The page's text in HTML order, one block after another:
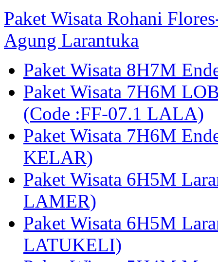
Paket Wisata Rohani
Agung Larantuka
Paket Wisata 8H7M
Paket Wisata 7H6M
(Code :FF-07.1 LALA)
Paket Wisata 7H6M
KELAR)
Paket Wisata 6H5M
LAMER)
Paket Wisata 6H5M
LATUKELI)